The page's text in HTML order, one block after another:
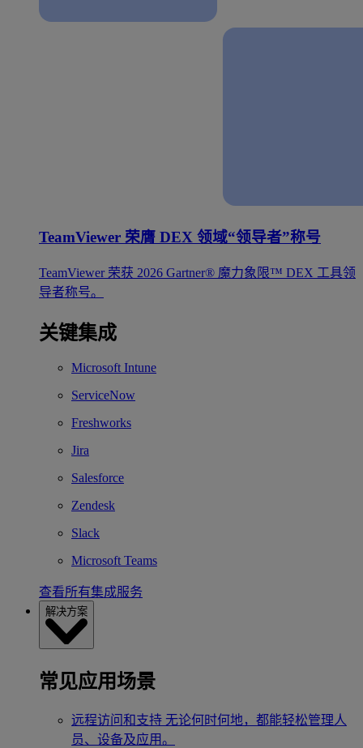
TeamViewer 荣膺 DEX 领域“领导者”称号
TeamViewer 荣获 2026 Gartner® 魔力象限™ DEX 工具领
导者称号。
关键集成
Microsoft Intune
ServiceNow
Freshworks
Jira
Salesforce
Zendesk
Slack
Microsoft Teams
查看所有集成服务
解决方案
常见应用场景
远程访问和支持 无论何时何地，都能轻松管理人
员、设备及应用。